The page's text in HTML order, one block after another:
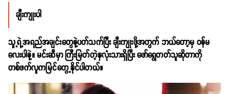
ချီးကျုးပါ
သူ့ရဲ့အရည်အချင်းတွေနဲ့ပတ်သက်ပြီး ချီးကျုးဖို့အတွက် ဘယ်တော့မှ ဝန်မ
လေးပါနဲ့။ မင်းဆီမှာ ကြီးမြတ်တဲ့နှလုံးသားရှိပြီး ဖော်ရွေတတ်သူဆိုတာကို
တစ်ဖက်လူကမြင်တွေ့နိုင်ပါတယ်။